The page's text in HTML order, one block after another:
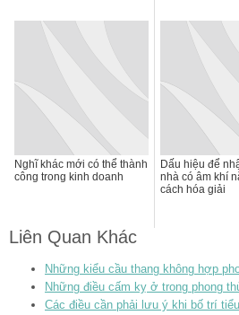
Nghĩ khác mới có thể thành
công trong kinh doanh
Dấu hiệu để
nhà có âm khí
cách hóa giải
Liên Quan Khác
Những kiểu cầu thang không hợp
Những điều cấm kỵ ở trong phong
Các điều cần phải lưu ý khi bố trí